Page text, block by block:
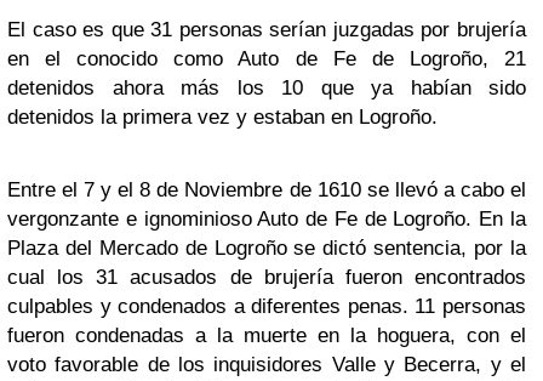
El caso es que 31 personas serían juzgadas por brujería
en el conocido como Auto de Fe de Logroño, 21
detenidos ahora más los 10 que ya habían sido
detenidos la primera vez y estaban en Logroño.
Entre el 7 y el 8 de Noviembre de 1610 se llevó a cabo el
vergonzante e ignominioso Auto de Fe de Logroño. En la
Plaza del Mercado de Logroño se dictó sentencia, por la
cual los 31 acusados de brujería fueron encontrados
culpables y condenados a diferentes penas. 11 personas
fueron condenadas a la muerte en la hoguera, con el
voto favorable de los inquisidores Valle y Becerra, y el